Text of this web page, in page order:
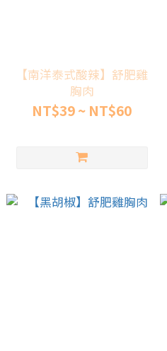
【南洋泰式酸辣】舒肥雞
胸肉
NT$39 ~ NT$60